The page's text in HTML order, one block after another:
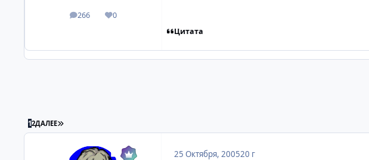
266
посты 0
Репутация
Цитата
12ДАЛЕЕ ПОСЛЕДНЯЯ СТРАНИЦА
25 Октября, 200520 г